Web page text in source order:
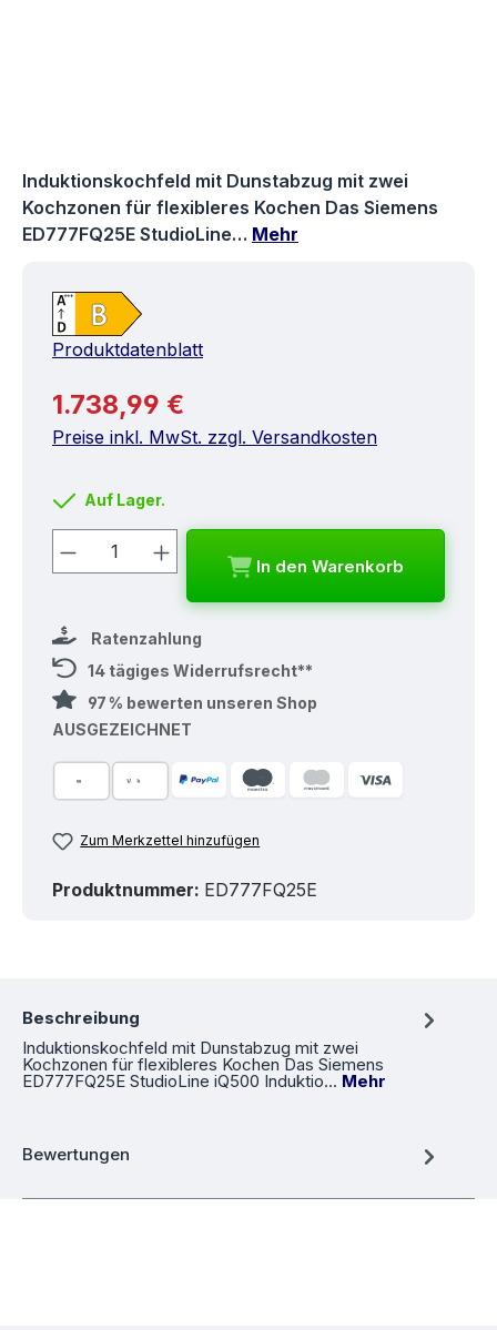
Induktionskochfeld mit Dunstabzug mit zwei
Kochzonen für flexibleres Kochen Das Siemens
ED777FQ25E StudioLine… Mehr
Produktdatenblatt
Regulärer Preis:
1.738,99 €
Preise inkl. MwSt. zzgl. Versandkosten
Auf Lager.
Produkt Anzahl: Gib den
In den Warenkorb
Ratenzahlung
14 tägiges Widerrufsrecht**
97 % bewerten unseren Shop
AUSGEZEICHNET
Zum Merkzettel hinzufügen
Produktnummer: ED777FQ25E
Beschreibung
Induktionskochfeld mit Dunstabzug mit zwei
Kochzonen für flexibleres Kochen Das Siemens
ED777FQ25E StudioLine iQ500 Induktio… Mehr
Bewertungen